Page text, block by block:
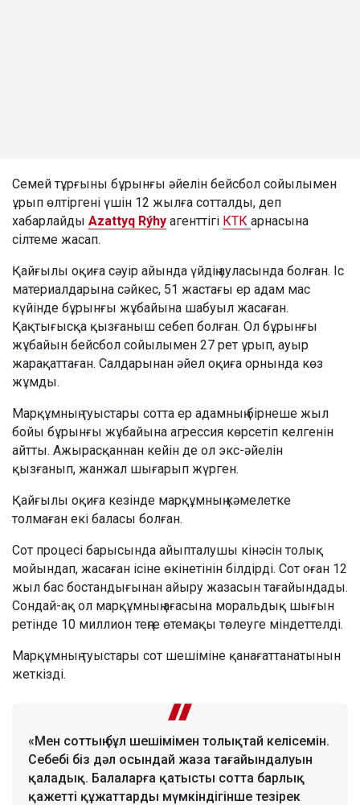
Семей тұрғыны бұрынғы әйелін бейсбол сойылымен
ұрып өлтіргені үшін 12 жылға сотталды, деп
хабарлайды Azattyq Rýhy агенттігі КТК арнасына
сілтеме жасап.
Қайғылы оқиға сәуір айында үйдің ауласында болған. Іс
материалдарына сәйкес, 51 жастағы ер адам мас
күйінде бұрынғы жұбайына шабуыл жасаған.
Қақтығысқа қызғаныш себеп болған. Ол бұрынғы
жұбайын бейсбол сойылымен 27 рет ұрып, ауыр
жарақаттаған. Салдарынан әйел оқиға орнында көз
жұмды.
Марқұмның туыстары сотта ер адамның бірнеше жыл
бойы бұрынғы жұбайына агрессия көрсетіп келгенін
айтты. Ажырасқаннан кейін де ол экс-әйелін
қызғанып, жанжал шығарып жүрген.
Қайғылы оқиға кезінде марқұмның кәмелетке
толмаған екі баласы болған.
Сот процесі барысында айыпталушы кінәсін толық
мойындап, жасаған ісіне өкінетінін білдірді. Сот оған 12
жыл бас бостандығынан айыру жазасын тағайындады.
Сондай-ақ ол марқұмның ағасына моральдық шығын
ретінде 10 миллион теңге өтемақы төлеуге міндеттелді.
Марқұмның туыстары сот шешіміне қанағаттанатынын
жеткізді.
«Мен соттың бұл шешімімен толықтай келісемін.
Себебі біз дәл осындай жаза тағайындалуын
қаладық. Балаларға қатысты сотта барлық
қажетті құжаттарды мүмкіндігінше тезірек